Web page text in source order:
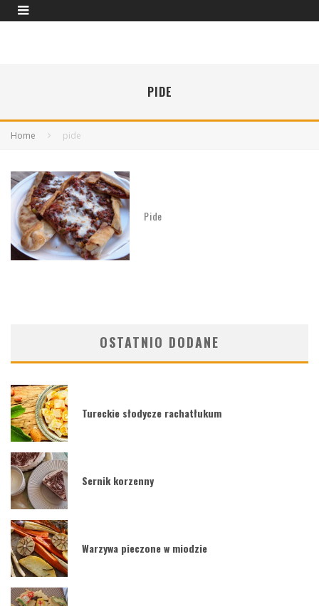
PIDE
Home pide
Pide
OSTATNIO DODANE
Tureckie słodycze rachatłukum
Sernik korzenny
Warzywa pieczone w miodzie